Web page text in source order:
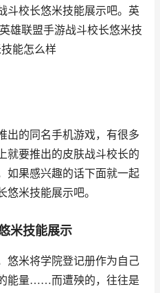
斗校长悠米技能展示吧。英
雄联盟手游战斗校长悠米技
能怎么样
的同名手机游戏，有很多
就要推出的皮肤战斗校长的
如果感兴趣的话下面就一起
悠米技能展示吧。
米技能展示
米将学院登记册作为自己
能量……而遭殃的，往往是